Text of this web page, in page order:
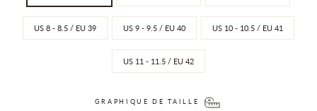
US 8 - 8.5 / EU 39 US 9 - 9.5 / EU 40 US 10 - 10.5 / EU 41
US 11 - 11.5 / EU 42
GRAPHIQUE DE TAILLE